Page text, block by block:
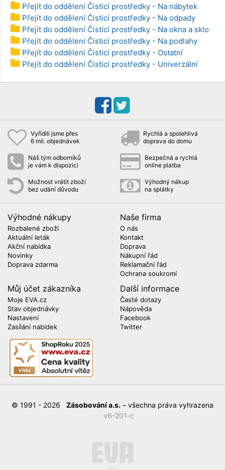
Přejít do oddělení Čisticí prostředky - Na nábytek
Přejít do oddělení Čisticí prostředky - Na odpady
Přejít do oddělení Čisticí prostředky - Na okna a sklo
Přejít do oddělení Čisticí prostředky - Na podlahy
Přejít do oddělení Čisticí prostředky - Ostatní
Přejít do oddělení Čisticí prostředky - Univerzální
Vyřídili jsme přes
6 mil. objednávek
Rychlá a spolehlivá
doprava do domu
Náš tým odborníků
je vám k dispozici
Bezpečná a rychlá
online platba
Možnost vrátit zboží
bez udání důvodu
Výhodný nákup
na splátky
Výhodné nákupy
Rozbalené zboží
Aktuální leták
Akční nabídka
Novinky
Doprava zdarma
Naše firma
O nás
Kontakt
Doprava
Nákupní řád
Reklamační řád
Ochrana soukromí
Můj účet zákazníka
Moje EVA.cz
Stav objednávky
Nastavení
Zasílání nabídek
Další informace
Časté dotazy
Nápověda
Facebook
Twitter
© 1991 - 2026 Zásobování a.s. – všechna práva vyhrazena
v6-201-c